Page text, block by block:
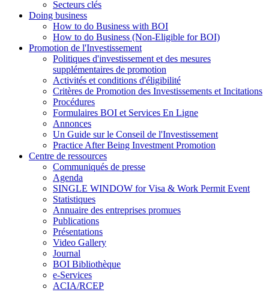
Secteurs clés
Doing business
How to do Business with BOI
How to do Business (Non-Eligible for BOI)
Promotion de l'Investissement
Politiques d'investissement et des mesures
supplémentaires de promotion
Activités et conditions d'éligibilité
Critères de Promotion des Investissements et Incitations
Procédures
Formulaires BOI et Services En Ligne
Annonces
Un Guide sur le Conseil de l'Investissement
Practice After Being Investment Promotion
Centre de ressources
Communiqués de presse
Agenda
SINGLE WINDOW for Visa & Work Permit Event
Statistiques
Annuaire des entreprises promues
Publications
Présentations
Video Gallery
Journal
BOI Bibliothèque
e-Services
ACIA/RCEP